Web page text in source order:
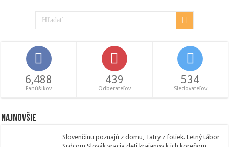
6,488
Fanúšikov
439
Odberateľov
534
Sledovateľov
Najnovšie
Slovenčinu poznajú z domu, Tatry z fotiek. Letný tábor